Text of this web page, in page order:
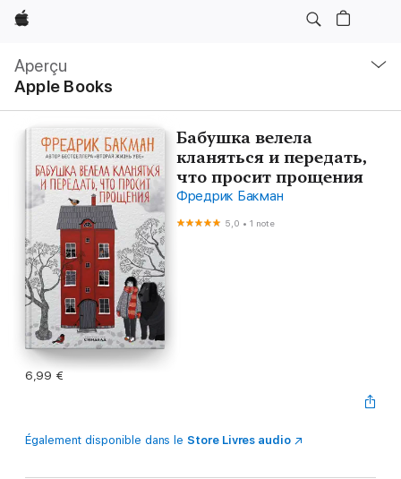
Apple
Aperçu
Apple Books
locale
Ouvrir
menu
Бабушка велела
кланяться и передать,
что просит прощения
Фредрик Бакман
5,0 •1 note
6,99 €
Également disponible dans leStore Livres audio